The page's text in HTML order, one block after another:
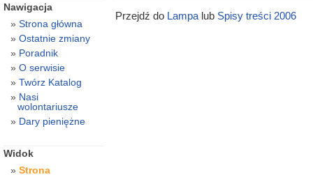
Przejdź do Lampa lub Spisy treści 2006
Nawigacja
Strona główna
Ostatnie zmiany
Poradnik
O serwisie
Twórz Katalog
Nasi
wolontariusze
Dary pieniężne
Widok
Strona